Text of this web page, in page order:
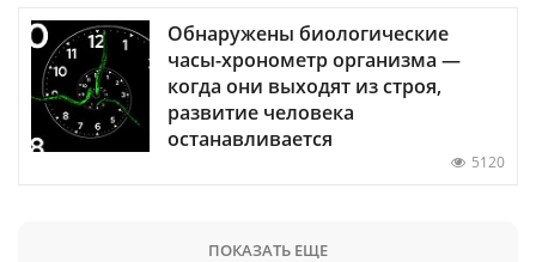
Обнаружены биологические
часы-хронометр организма —
когда они выходят из строя,
развитие человека
останавливается
5120
ПОКАЗАТЬ ЕЩЕ